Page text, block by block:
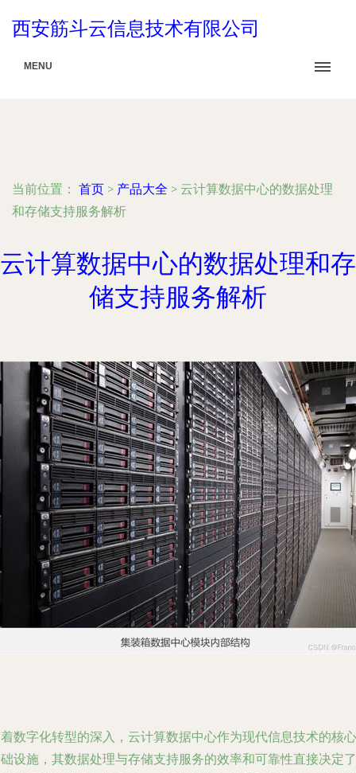
西安筋斗云信息技术有限公司
MENU
当前位置： 首页 > 产品大全 > 云计算数据中心的数据处理
和存储支持服务解析
云计算数据中心的数据处理和存
储支持服务解析
数字化转型的深入，云计算数据中心作为现代信息技术的核心
设施，其数据处理与存储支持服务的效率和可靠性直接决定了